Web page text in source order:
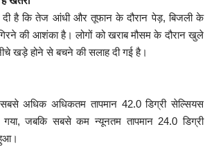
दी है कि तेज आंधी और तूफान के दौरान पेड़, बिजली के
की आशंका है। लोगों को खराब मौसम के दौरान खुले
खड़े होने से बचने की सलाह दी गई है।
अधिक अधिकतम तापमान 42.0 डिग्री सेल्सियस
गया, जबकि सबसे कम न्यूनतम तापमान 24.0 डिग्री